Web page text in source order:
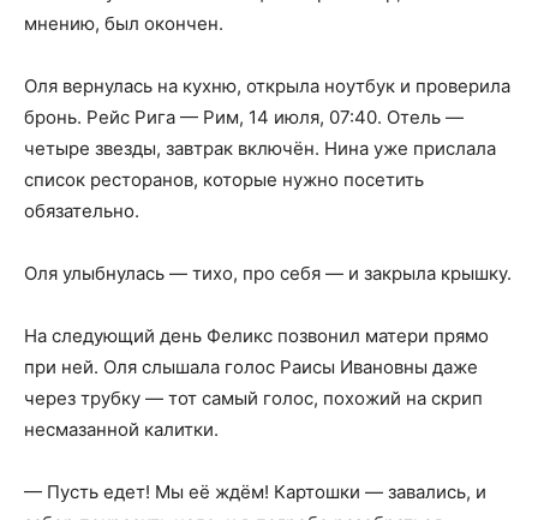
мнению, был окончен.
Оля вернулась на кухню, открыла ноутбук и проверила
бронь. Рейс Рига — Рим, 14 июля, 07:40. Отель —
четыре звезды, завтрак включён. Нина уже прислала
список ресторанов, которые нужно посетить
обязательно.
Оля улыбнулась — тихо, про себя — и закрыла крышку.
На следующий день Феликс позвонил матери прямо
при ней. Оля слышала голос Раисы Ивановны даже
через трубку — тот самый голос, похожий на скрип
несмазанной калитки.
— Пусть едет! Мы её ждём! Картошки — завались, и